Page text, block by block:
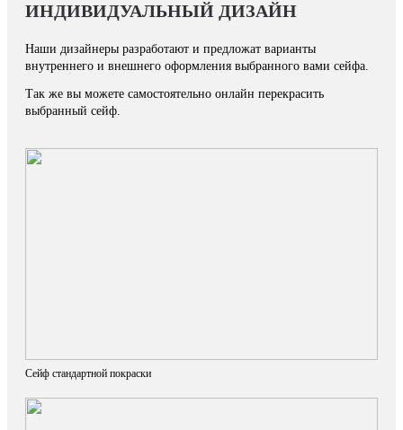
ИНДИВИДУАЛЬНЫЙ ДИЗАЙН
Наши дизайнеры разработают и предложат варианты
внутреннего и внешнего оформления выбранного вами сейфа.
Так же вы можете самостоятельно онлайн перекрасить
выбранный сейф.
Сейф стандартной покраски